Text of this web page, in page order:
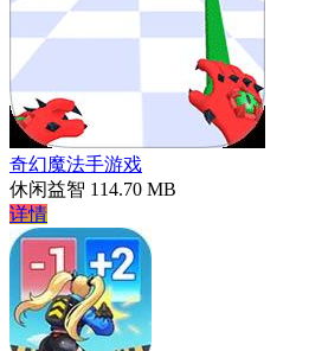
奇幻魔法手游戏
休闲益智 114.70 MB
详情